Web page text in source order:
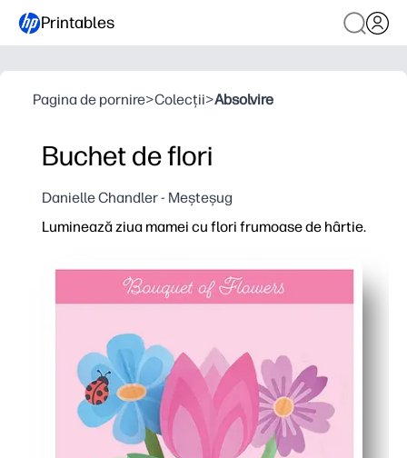
Printables
Pagina de pornire>Colecții>Absolvire
Buchet de flori
Danielle Chandler - Meșteșug
Luminează ziua mamei cu flori frumoase de hârtie.
Imprimați, tăiați și asamblați în câteva minute - fără
Copiii tăi rămân implicați în colorarea și meșteșugul
Obțineți un buchet durabil, fără apă, care